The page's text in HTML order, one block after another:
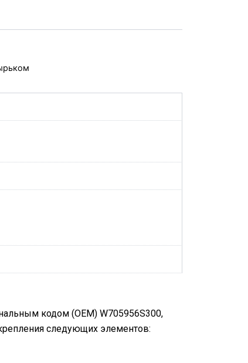
кодом (OEM) W705956S300,
следующих элементов: